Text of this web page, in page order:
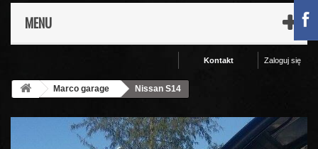
MENU
Zaloguj się
Kontakt
Marco garage Nissan S14